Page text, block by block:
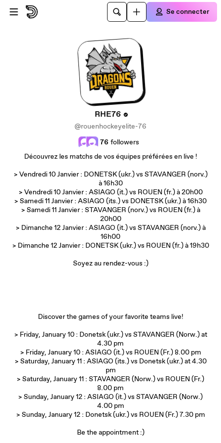
Passer au contenu principal
Se connecter
RHE76
@rouenhockeyelite-76
76 followers
Découvrez les matchs de vos équipes préférées en live !
> Vendredi 10 Janvier : DONETSK (ukr.) vs STAVANGER (norv.)
à 16h30
> Vendredi 10 Janvier : ASIAGO (it.) vs ROUEN (fr.) à 20h00
> Samedi 11 Janvier : ASIAGO (its.) vs DONETSK (ukr.) à 16h30
> Samedi 11 Janvier : STAVANGER (norv.) vs ROUEN (fr.) à
20h00
> Dimanche 12 Janvier : ASIAGO (it.) vs STAVANGER (norv.) à
16h00
> Dimanche 12 Janvier : DONETSK (ukr.) vs ROUEN (fr.) à 19h30
Soyez au rendez-vous :)
Discover the games of your favorite teams live!
> Friday, January 10 : Donetsk (ukr.) vs STAVANGER (Norw.) at
4.30 pm
> Friday, January 10 : ASIAGO (it.) vs ROUEN (Fr.) 8.00 pm
> Saturday, January 11 : ASIAGO (its.) vs Donetsk (ukr.) at 4.30
pm
> Saturday, January 11 : STAVANGER (Norw.) vs ROUEN (Fr.)
8.00 pm
> Sunday, January 12 : ASIAGO (it.) vs STAVANGER (Norw.)
4.00 pm
> Sunday, January 12 : Donetsk (ukr.) vs ROUEN (Fr.) 7.30 pm
Be the appointment :)